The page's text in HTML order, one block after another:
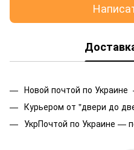
Новой почтой по
Курьером от "двери до
УкрПочтой по Украине —